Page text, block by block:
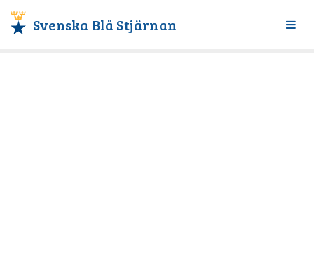
Svenska Blå Stjärnan
Växla